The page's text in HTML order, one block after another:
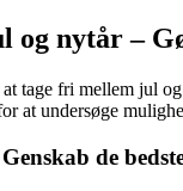
og nytår –
tage fri mellem jul
at undersøge
de